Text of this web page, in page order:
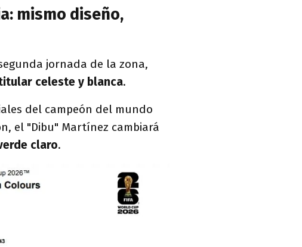
mismo diseño,
jornada de la zona,
celeste y blanca.
del campeón del mundo
el "Dibu" Martínez cambiará
claro.